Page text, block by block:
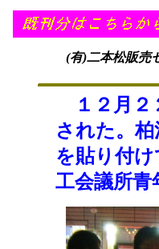
(有)二本松販売
１２月２
された。
を貼り付
工会議所